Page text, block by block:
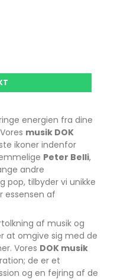
energien fra dine
musik DOK
ikoner indenfor
Peter Belli,
andre
pop, tilbyder vi unikke
essensen af
af musik og
at omgive sig med de
Vores DOK musik
de er et
og en fejring af de